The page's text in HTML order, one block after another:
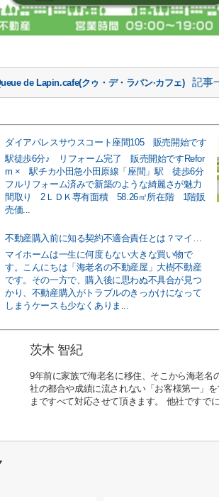
de Lapin.cafe(クゥ・デ・ラパン·カフェ) 記事
ダイアパレスサウスコート座間105 販売開始です
駅徒歩6分♪ リフォーム完了 販売開始ですRefor
m × 駅チカ小田急小田原線「座間」駅 徒歩6分
フルリフォーム済みで新築のような綺麗さが魅力
間取り 2ＬＤＫ専有面積 58.26㎡所在階 1階販
売価...
不動産購入前に知る契約不適合責任とは？マイホームの疑問をわかりやすく解説
マイホームは一生に何度もない大きな買い物で
す。こんにちは「海老名の不動産屋」大樹不動産
です。その一方で、購入後に思わぬ不具合が見つ
かり、不動産購入がトラブルのきっかけになって
しまうケースも少なくありま...
茨木 智紀
9年前に家族で海老名に移住、そこから海老名
社の都合や成績に流されない「お客様第一」
まですべて対応させて頂きます。 他社ですで